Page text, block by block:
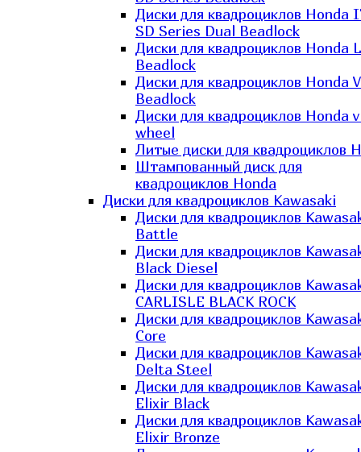
Диски для квадроциклов Honda
SD Series Dual Beadlock
Диски для квадроциклов Honda
Beadlock
Диски для квадроциклов Honda
Beadlock
Диски для квадроциклов Honda
wheel
Литые диски для квадроциклов
Штампованный диск для
квадроциклов Honda
Диски для квадроциклов Kawasaki
Диски для квадроциклов
Battle
Диски для квадроциклов
Black Diesel
Диски для квадроциклов
CARLISLE BLACK ROCK
Диски для квадроциклов
Core
Диски для квадроциклов
Delta Steel
Диски для квадроциклов
Elixir Black
Диски для квадроциклов
Elixir Bronze